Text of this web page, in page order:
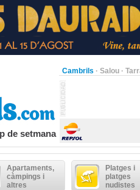
Cambrils · Salou ·
de setmana
Apartaments,
càmpings i
altres
Platges i
platges
nudistes